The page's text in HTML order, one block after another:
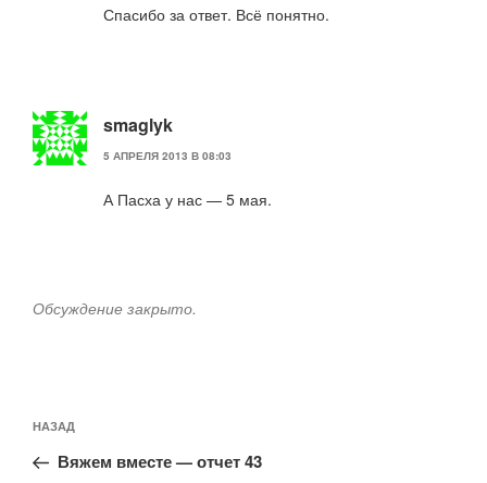
Спасибо за ответ. Всё понятно.
smaglyk
5 АПРЕЛЯ 2013 В 08:03
А Пасха у нас — 5 мая.
Обсуждение закрыто.
по
записям
Предыдущая
запись:
НАЗАД
Вяжем вместе — отчет 43